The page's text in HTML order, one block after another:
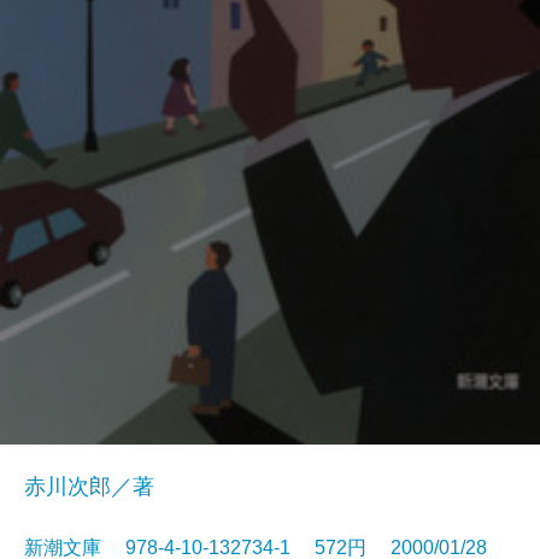
赤川次郎／著
新潮文庫 978-4-10-132734-1 572円 2000/01/28